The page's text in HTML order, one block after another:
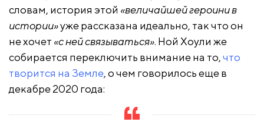
словам, история этой «величайшей героини в
истории»уже рассказана идеально, так что он
не хочет «с ней связываться». Ной Хоули же
собирается переключить внимание на то,что
творится на Земле, о чем говорилось еще в
декабре 2020 года: